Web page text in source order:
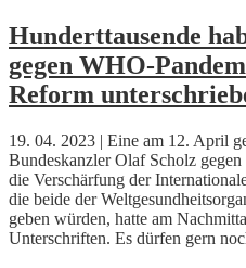
Hunderttausende
gegen WHO-
Reform
19. 04. 2023 | Eine am 12. April
Bundeskanzler Olaf Scholz
die Verschärfung der
die beide der
geben würden, hatte am
Unterschriften. Es dürfen gern